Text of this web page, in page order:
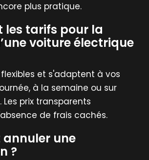
plus pratique.
les tarifs pour la
voiture électrique
et s'adaptent à vos
à la semaine ou sur
Les prix transparents
de frais cachés.
une
?